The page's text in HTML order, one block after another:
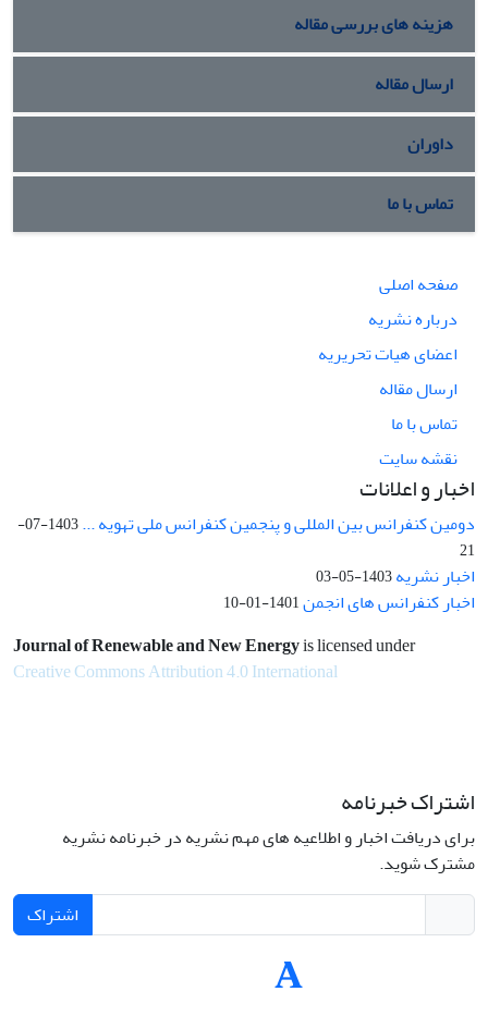
هزینه های بررسی مقاله
ارسال مقاله
داوران
تماس با ما
صفحه اصلی
درباره نشریه
اعضای هیات تحریریه
ارسال مقاله
تماس با ما
نقشه سایت
اخبار و اعلانات
دومین کنفرانس بین المللی و پنجمین کنفرانس ملی تهویه ...
1403-07-
21
اخبار نشریه1403-05-03
اخبار کنفرانس های انجمن1401-01-10
Journal of Renewable and New Energyis licensed under
Creative Commons Attribution 4.0 International
اشتراک خبرنامه
برای دریافت اخبار و اطلاعیه های مهم نشریه در خبرنامه نشریه
مشترک شوید.
اشتراک